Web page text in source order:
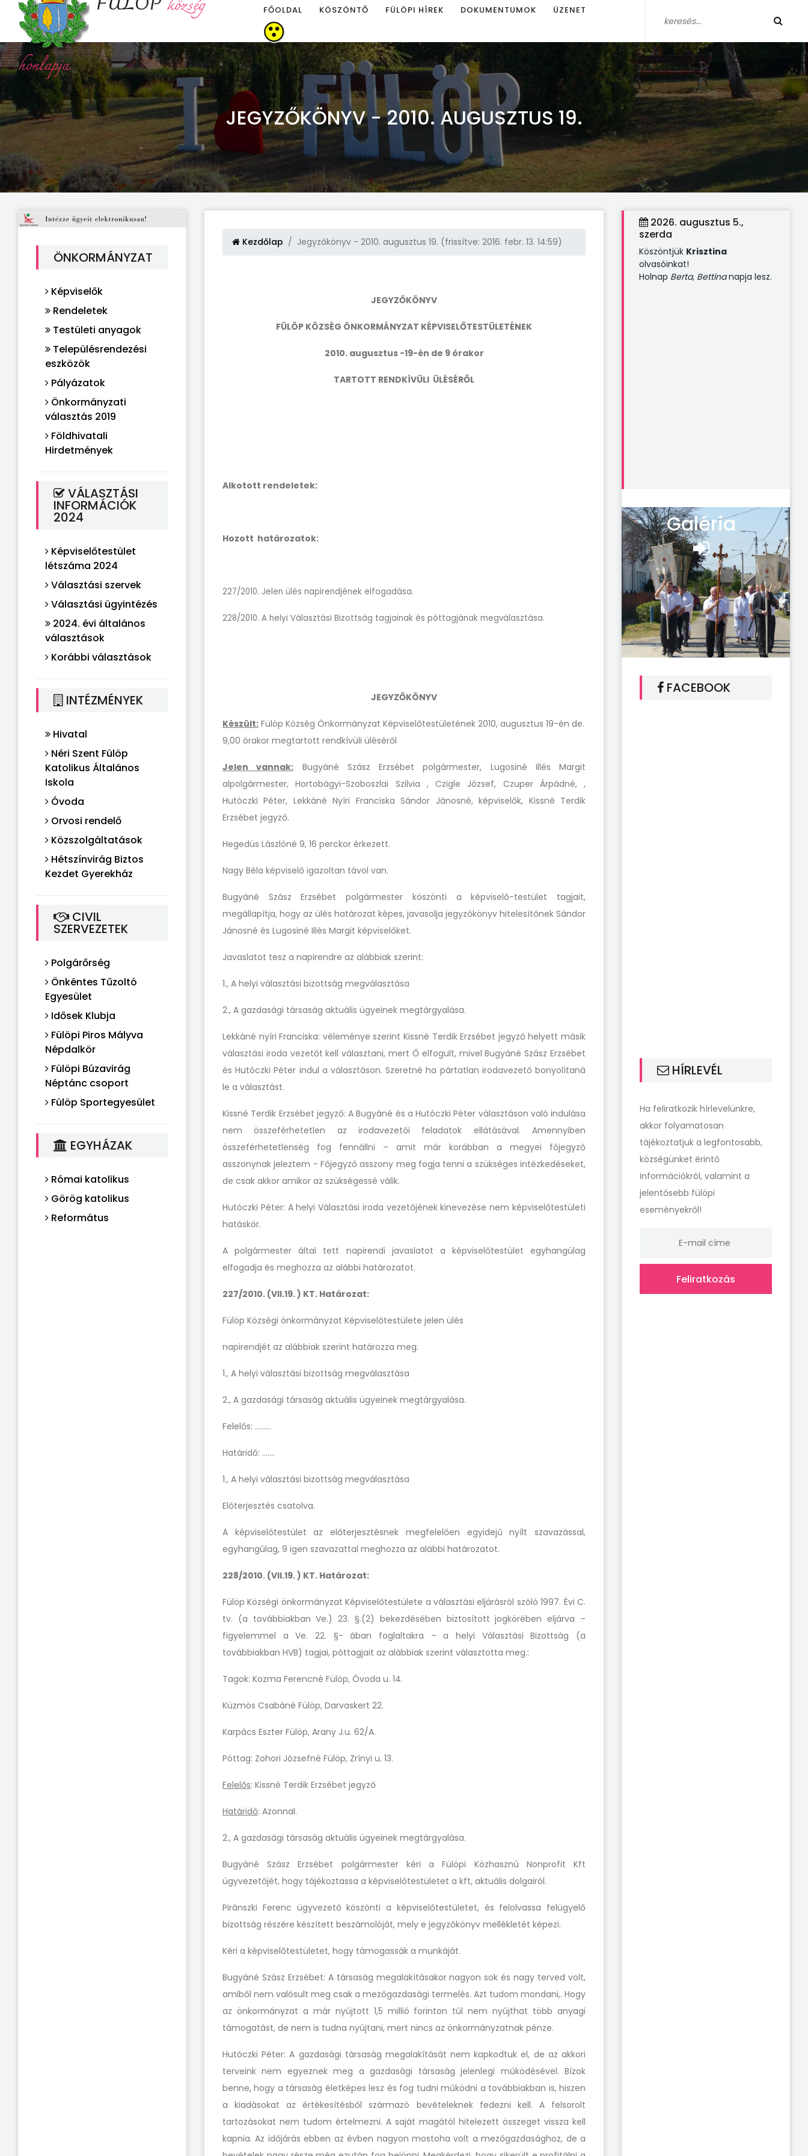
község
honlapja
FŐOLDAL KÖSZÖNTŐ FÜLÖPI HÍREK DOKUMENTUMOK ÜZENET
JEGYZŐKÖNYV - 2010. AUGUSZTUS 19.
ÖNKORMÁNYZAT
Képviselők
Rendeletek
Testületi anyagok
Településrendezési
eszközök
Pályázatok
Önkormányzati
választás 2019
Földhivatali
Hirdetmények
VÁLASZTÁSI
INFORMÁCIÓK
2024
Képviselőtestület
létszáma 2024
Választási szervek
Választási ügyintézés
2024. évi általános
választások
Korábbi választások
INTÉZMÉNYEK
Hivatal
Néri Szent Fülöp
Katolikus Általános
Iskola
Óvoda
Orvosi rendelő
Közszolgáltatások
Hétszínvirág Biztos
Kezdet Gyerekház
CIVIL
SZERVEZETEK
Polgárőrség
Önkéntes Tűzoltó
Egyesület
Idősek Klubja
Fülöpi Piros Mályva
Népdalkör
Fülöpi Búzavirág
Néptánc csoport
Fülöp Sportegyesület
EGYHÁZAK
Római katolikus
Görög katolikus
Református
Kezdőlap Jegyzőkönyv - 2010. augusztus 19. (frissítve: 2016. febr. 13. 14:59)
JEGYZŐKÖNYV
FÜLÖP KÖZSÉG ÖNKORMÁNYZAT KÉPVISELŐTESTÜLETÉNEK
2010. augusztus -19-én de 9 órakor
TARTOTT RENDKÍVÜLI ÜLÉSÉRŐL
Alkotott rendeletek:
Hozott határozatok:
227/2010. Jelen ülés napirendjének elfogadása.
228/2010. A helyi Választási Bizottság tagjainak és póttagjának megválasztása.
JEGYZŐKÖNYV
Készült: Fülöp Község Önkormányzat Képviselőtestületének 2010, augusztus 19-én de.
9,00 órakor megtartott rendkívüli üléséről
Jelen vannak: Bugyáné Szász Erzsébet polgármester, Lugosiné Illés Margit
alpolgármester, Hortobágyi-Szoboszlai Szilvia , Czigle József, Czuper Árpádné, ,
Hutóczki Péter, Lekkáné Nyíri Franciska Sándor Jánosné,képviselők, Kissné Terdik
Erzsébet jegyző.
Hegedüs Lászlóné 9, 16 perckor érkezett.
Nagy Béla képviselő igazoltan távol van.
Bugyáné Szász Erzsébet polgármester köszönti a képviselő-testület tagjait,
megállapítja, hogy az ülés határozat képes, javasolja jegyzőkönyv hitelesítőnek Sándor
Jánosné és Lugosiné Illés Margit képviselőket.
Javaslatot tesz a napirendre az alábbiak szerint:
1., A helyi választási bizottság megválasztása
2., A gazdasági társaság aktuális ügyeinek megtárgyalása.
Lekkáné nyíri Franciska: véleménye szerint Kissné Terdik Erzsébet jegyző helyett másik
választási iroda vezetőt kell választani, mert Ő elfogult, mivel Bugyáné Szász Erzsébet
és Hutóczki Péter indul a választáson. Szeretné ha pártatlan irodavezető bonyolítaná
le a választást.
Kissné Terdik Erzsébet jegyző: A Bugyáné és a Hutóczki Péter választáson való indulása
nem összeférhetetlen az irodavezetői feladatok ellátásával. Amennyiben
összeférhetetlenség
fog fennállni – amit már korábban
a megyei főjegyző
asszonynak jeleztem - Főjegyző asszony meg fogja tenni a szükséges intézkedéseket,
de csak akkor amikor az szükségessé válik.
Hutóczki Péter: A helyi Választási iroda vezetőjének kinevezése nem képviselőtestületi
hatáskör.
A polgármester által tett napirendi javaslatot a képviselőtestület egyhangúlag
elfogadja és meghozza az alábbi határozatot.
227/2010. (VII.19. ) KT. Határozat:
Fülöp Községi önkormányzat Képviselőtestülete jelen ülés
napirendjét az alábbiak szerint határozza meg:
1., A helyi választási bizottság megválasztása
2., A gazdasági társaság aktuális ügyeinek megtárgyalása.
Felelős: ………
Határidő: …….
1., A helyi választási bizottság megválasztása
Előterjesztés csatolva.
A képviselőtestület az előterjesztésnek megfelelően egyidejű nyílt szavazással,
egyhangúlag, 9 igen szavazattal meghozza az alábbi határozatot.
228/2010. (VII.19. ) KT. Határozat:
Fülöp Községi önkormányzat Képviselőtestülete a választási eljárásról szóló 1997. Évi C.
tv. (a továbbiakban Ve.) 23. §.(2) bekezdésében biztosított jogkörében eljárva –
figyelemmel a Ve. 22. §- ában foglaltakra – a helyi Választási
Bizottság (a
továbbiakban HVB) tagjai, póttagjait az alábbiak szerint választotta meg.:
Tagok: Kozma Ferencné Fülöp, Óvoda u. 14.
Küzmös Csabáné Fülöp, Darvaskert 22.
Karpács Eszter Fülöp, Arany J.u. 62/A.
Póttag: Zohori Józsefné Fülöp, Zrínyi u. 13.
Felelős: Kissné Terdik Erzsébet jegyző
Határidő: Azonnal.
2., A gazdasági társaság aktuális ügyeinek megtárgyalása.
Bugyáné Szász Erzsébet polgármester kéri a
Fülöpi Közhasznú Nonprofit Kft
ügyvezetőjét, hogy tájékoztassa a képviselőtestületet a kft, aktuális dolgairól.
Piránszki Ferenc ügyvezető köszönti a képviselőtestületet, és felolvassa felügyelő
bizottság részére készített beszámolóját, mely e jegyzőkönyv mellékletét képezi.
Kéri a képviselőtestületet, hogy támogassák a munkáját.
Bugyáné Szász Erzsébet: A társaság megalakításakor nagyon sok és nagy terved volt,
amiből nem valósult meg csak a mezőgazdasági termelés. Azt tudom mondani,. Hogy
az önkormányzat a már nyújtott 1,5 millió forinton túl nem nyújthat több anyagi
támogatást, de nem is tudna nyújtani, mert nincs az önkormányzatnak pénze.
Hutóczki Péter: A gazdasági társaság megalakítását nem kapkodtuk el, de az akkori
terveink nem egyeznek meg a gazdasági társaság jelenlegi működésével. Bízok
benne, hogy a társaság életképes lesz és fog tudni működni a továbbiakban is, hiszen
a kiadásokat az értékesítésből származó bevételeknek fedezni kell. A felsorolt
tartozásokat nem tudom értelmezni. A saját magától hitelezett összeget vissza kell
kapnia. Az időjárás ebben az évben nagyon mostoha volt a mezőgazdasághoz, de a
2026. augusztus 5.,
szerda
Köszöntjük Krisztina
olvasóinkat!
Holnap Berta, Bettinanapja lesz.
Galéria
FACEBOOK
HÍRLEVÉL
Ha feliratkozik hírlevelünkre,
akkor folyamatosan
tájékoztatjuk a legfontosabb,
községünket érintő
információkról, valamint a
jelentősebb fülöpi
eseményekről!
Feliratkozás